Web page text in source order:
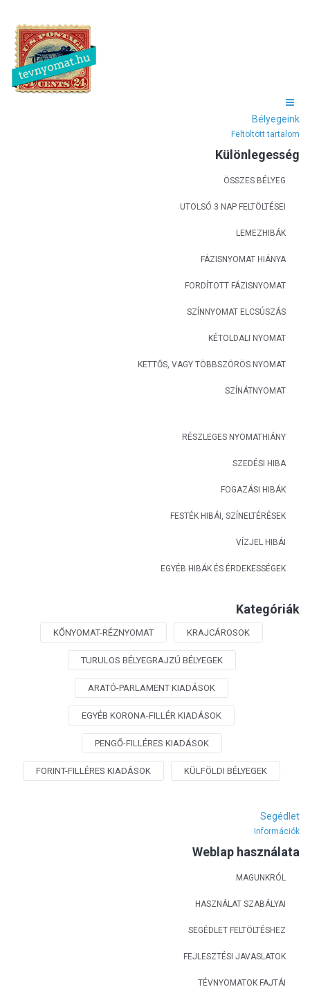
Bélyegeink
Feltöltött tartalom
Különlegesség
ÖSSZES BÉLYEG
UTOLSÓ 3 NAP FELTÖLTÉSEI
LEMEZHIBÁK
FÁZISNYOMAT HIÁNYA
FORDÍTOTT FÁZISNYOMAT
SZÍNNYOMAT ELCSÚSZÁS
KÉTOLDALI NYOMAT
KETTŐS, VAGY TÖBBSZÖRÖS NYOMAT
SZÍNÁTNYOMAT
RÉSZLEGES NYOMATHIÁNY
SZEDÉSI HIBA
FOGAZÁSI HIBÁK
FESTÉK HIBÁI, SZÍNELTÉRÉSEK
VÍZJEL HIBÁI
EGYÉB HIBÁK ÉS ÉRDEKESSÉGEK
Kategóriák
KŐNYOMAT-RÉZNYOMAT KRAJCÁROSOK
TURULOS BÉLYEGRAJZÚ BÉLYEGEK
ARATÓ-PARLAMENT KIADÁSOK
EGYÉB KORONA-FILLÉR KIADÁSOK
PENGŐ-FILLÉRES KIADÁSOK
FORINT-FILLÉRES KIADÁSOK KÜLFÖLDI BÉLYEGEK
Segédlet
Információk
Weblap használata
MAGUNKRÓL
HASZNÁLAT SZABÁLYAI
SEGÉDLET FELTÖLTÉSHEZ
FEJLESZTÉSI JAVASLATOK
TÉVNYOMATOK FAJTÁI